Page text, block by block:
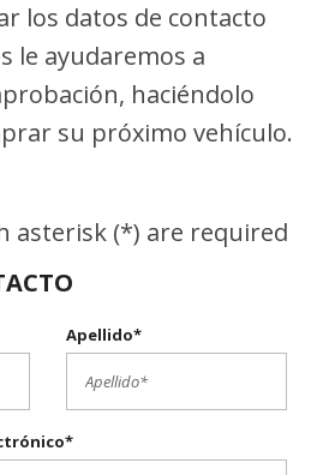
los datos de contacto
le ayudaremos a
haciéndolo
su próximo vehículo.
asterisk (*) are required
Apellido*